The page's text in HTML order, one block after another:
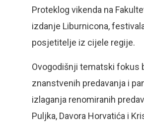
Proteklog vikenda na
izdanje Liburnicona,
posjetitelje iz cijele regije.
Ovogodišnji tematski fokus
znanstvenih predavanja i
izlaganja renomiranih
Puljka, Davora Horvatića i